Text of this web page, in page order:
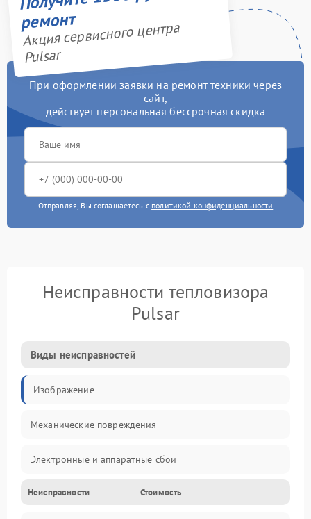
ремонт
Акция сервисного центра
Pulsar
При оформлении заявки на ремонт техники через
сайт,
действует персональная бессрочная скидка
Отправляя, Вы соглашаетесь с политикой конфиденциальности
Неисправности тепловизора
Pulsar
Виды неисправностей
Изображение
Механические повреждения
Электронные и аппаратные сбои
Неисправности сенсора и оптики
Неисправности Стоимость